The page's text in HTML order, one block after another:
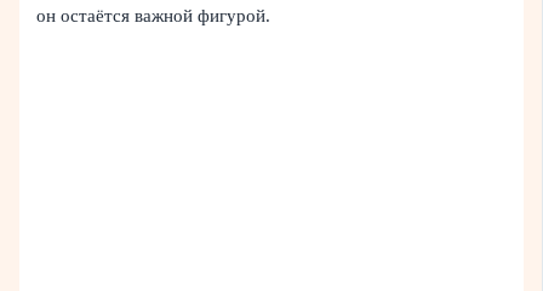
он остаётся важной фигурой.